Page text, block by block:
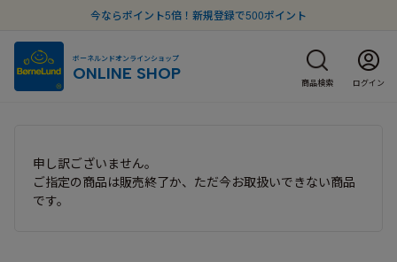
今ならポイント5倍！新規登録で500ポイント
ボーネルンドオンラインショップ
ONLINE SHOP 商品検索 ログイン
申し訳ございません。
ご指定の商品は販売終了か、ただ今お取扱いできない商品
です。